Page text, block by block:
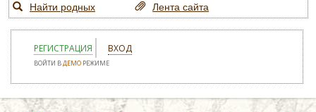
Найти родных
Лента сайта
РЕГИСТРАЦИЯ ВХОД
ВОЙТИ ВДЕМО РЕЖИМЕ